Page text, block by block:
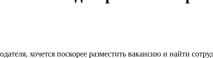
хочется поскорее разместить вакансию и найти